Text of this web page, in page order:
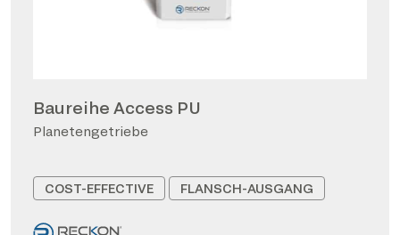
Baureihe Access PU
Planetengetriebe
COST-EFFECTIVE FLANSCH-AUSGANG